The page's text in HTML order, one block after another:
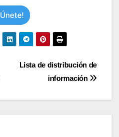
Únete!
Lista de distribución de
información